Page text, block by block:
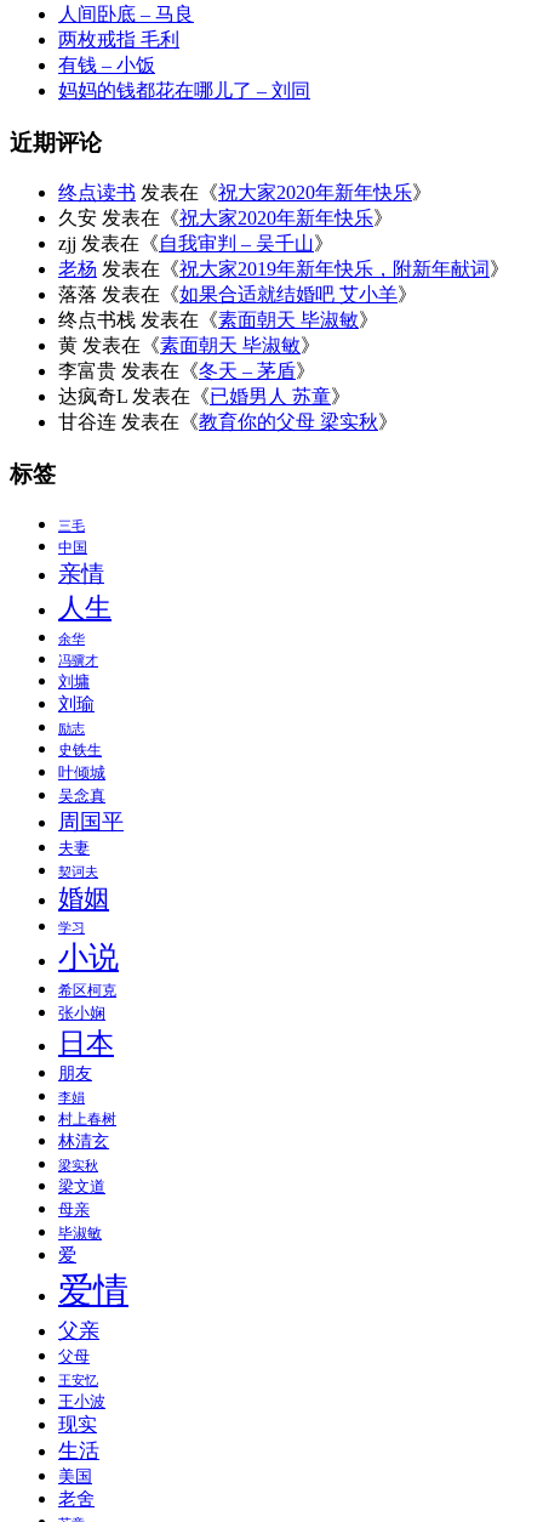
人间卧底 – 马良
两枚戒指 毛利
有钱 – 小饭
妈妈的钱都花在哪儿了 – 刘同
近期评论
终点读书 发表在《祝大家2020年新年快乐》
久安 发表在《祝大家2020年新年快乐》
zjj 发表在《自我审判 – 吴千山》
老杨 发表在《祝大家2019年新年快乐，附新年献词》
落落 发表在《如果合适就结婚吧 艾小羊》
终点书栈 发表在《素面朝天 毕淑敏》
黄 发表在《素面朝天 毕淑敏》
李富贵 发表在《冬天 – 茅盾》
达疯奇L 发表在《已婚男人 苏童》
甘谷连 发表在《教育你的父母 梁实秋》
标签
三毛
中国
亲情
人生
余华
冯骥才
刘墉
刘瑜
励志
史铁生
叶倾城
吴念真
周国平
夫妻
契诃夫
婚姻
学习
小说
希区柯克
张小娴
日本
朋友
李娟
村上春树
林清玄
梁实秋
梁文道
母亲
毕淑敏
爱
爱情
父亲
父母
王安忆
王小波
现实
生活
美国
老舍